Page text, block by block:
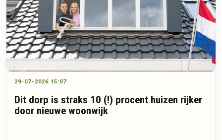
29-07-2026 15:07
Dit dorp is straks 10 (!) procent huizen rijker
door nieuwe woonwijk